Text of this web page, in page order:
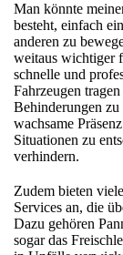
Man könnte
besteht, einfach
anderen zu
weitaus wichtiger
schnelle und
Fahrzeugen
Behinderungen
wachsame
Situationen zu
verhindern.
Zudem bieten
Services an, die
Dazu gehören
sogar das